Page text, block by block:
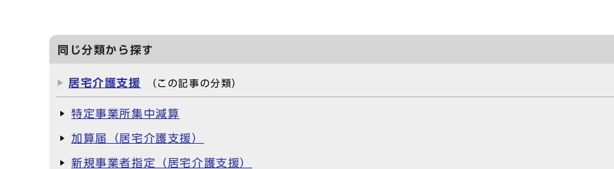
同じ分類から探す
居宅介護支援 （この記事の分類）
特定事業所集中減算
加算届（居宅介護支援）
新規事業者指定（居宅介護支援）